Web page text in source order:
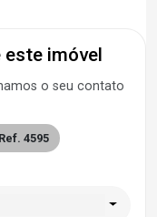
este imóvel
o seu contato
Ref. 4595